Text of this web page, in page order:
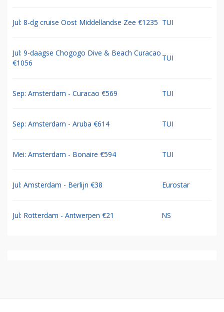
Jul: 8-dg cruise Oost Middellandse Zee €1235 TUI
Jul: 9-daagse Chogogo Dive & Beach Curacao
€1056
TUI
Sep: Amsterdam - Curacao €569 TUI
Sep: Amsterdam - Aruba €614 TUI
Mei: Amsterdam - Bonaire €594 TUI
Jul: Amsterdam - Berlijn €38 Eurostar
Jul: Rotterdam - Antwerpen €21 NS